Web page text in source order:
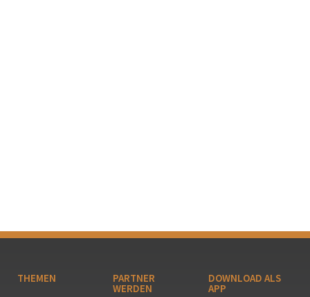
THEMEN PARTNER
WERDEN
DOWNLOAD ALS
APP